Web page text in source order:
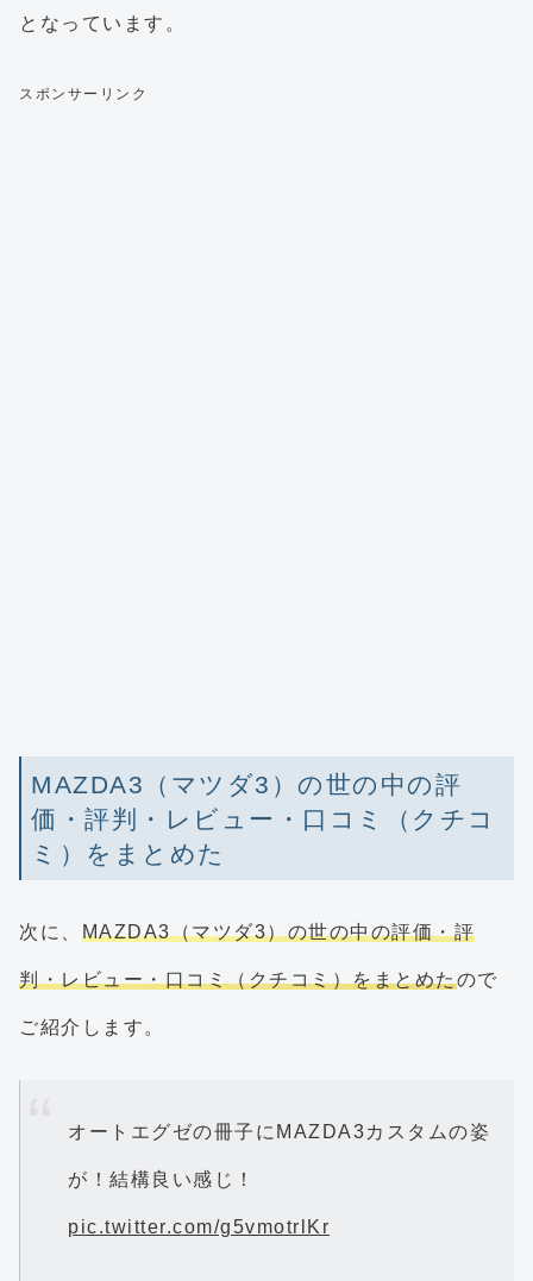
となっています。
スポンサーリンク
MAZDA3（マツダ3）の世の中の評
価・評判・レビュー・口コミ（クチコ
ミ）をまとめた
次に、 MAZDA3（マツダ3）の世の中の評価・評
判・レビュー・口コミ（クチコミ）をまとめたので
ご紹介します。
オートエグゼの冊子にMAZDA3カスタムの姿
が！結構良い感じ！
pic.twitter.com/g5vmotrlKr